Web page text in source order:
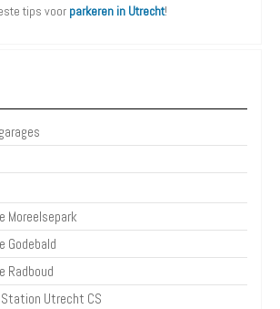
tips voor parkeren in Utrecht!
Moreelsepark
Godebald
Radboud
Utrecht CS